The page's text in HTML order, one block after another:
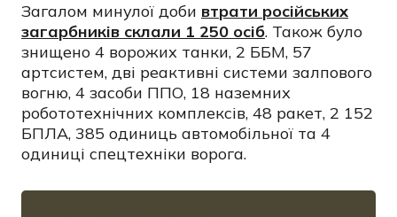
Загалом минулої доби втрати російських
загарбників склали 1 250 осіб. Також було
знищено 4 ворожих танки, 2 ББМ, 57
артсистем, дві реактивні системи залпового
вогню, 4 засоби ППО, 18 наземних
робототехнічних комплексів, 48 ракет, 2 152
БПЛА, 385 одиниць автомобільної та 4
одиниці спецтехніки ворога.